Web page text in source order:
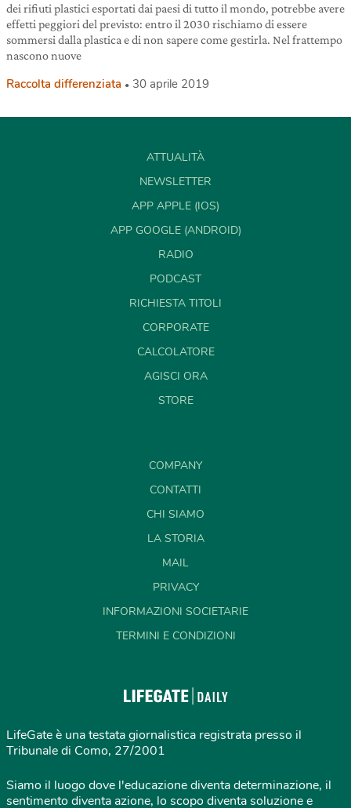
dei rifiuti plastici esportati dai paesi di tutto il mondo, potrebbe avere
effetti peggiori del previsto: entro il 2030 rischiamo di essere
sommersi dalla plastica e di non sapere come gestirla. Nel frattempo
nascono nuove
Raccolta differenziata 30 aprile 2019
ATTUALITÀ
NEWSLETTER
APP APPLE (IOS)
APP GOOGLE (ANDROID)
RADIO
PODCAST
RICHIESTA TITOLI
CORPORATE
CALCOLATORE
AGISCI ORA
STORE
COMPANY
CONTATTI
CHI SIAMO
LA STORIA
MAIL
PRIVACY
INFORMAZIONI SOCIETARIE
TERMINI E CONDIZIONI
LifeGate è una testata giornalistica registrata presso il
Tribunale di Como, 27/2001
Siamo il luogo dove l'educazione diventa determinazione, il
sentimento diventa azione, lo scopo diventa soluzione e